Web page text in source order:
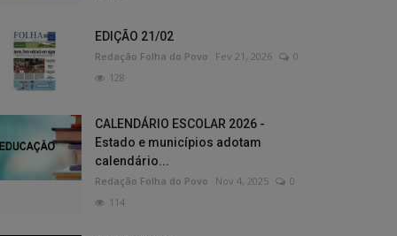
EDIÇÃO 21/02
Redação Folha do Povo Fev 21, 2026
0
128
CALENDÁRIO ESCOLAR 2026 -
Estado e municípios adotam
calendário...
Redação Folha do Povo Nov 4, 2025
0
114